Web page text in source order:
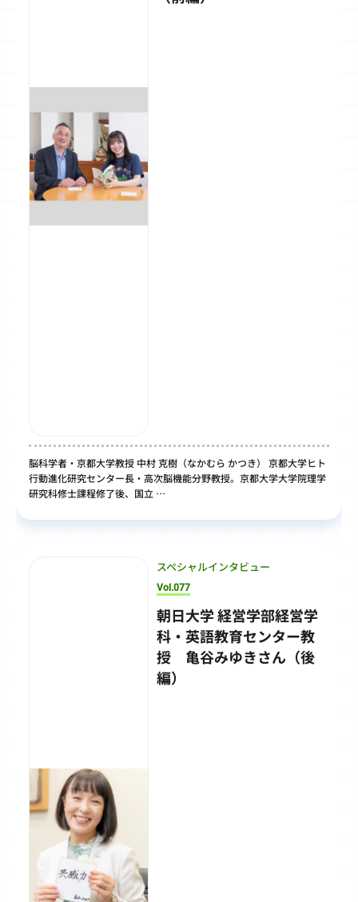
脳科学者・京都大学教授 中村 克樹（なかむら かつき） 京都大学ヒト
行動進化研究センター長・高次脳機能分野教授。京都大学大学院理学
研究科修士課程修了後、国立 …
スペシャルインタビュー
Vol.077
朝日大学 経営学部経営学
科・英語教育センター教
授 亀谷みゆきさん（後
編）